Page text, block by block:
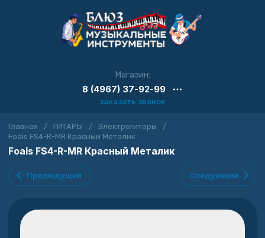
Магазин:
8 (4967) 37-92-99
заказать звонок
Главная / ГИТАРЫ / Электрогитары
/
Foals FS4-R-MR Красный Металик
Foals FS4-R-MR Красный Металик
Предыдущий Следующий